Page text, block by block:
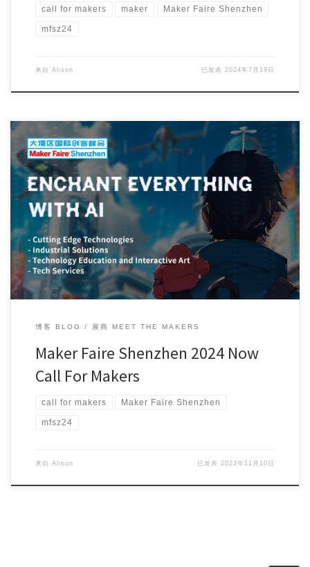
call for makers maker Maker Faire Shenzhen
mfsz24
来自 Alison 已发表2024年7月19日
AI technology is advancing rapidly, particularly i […]
博客 BLOG 展商 MEET THE MAKERS
Maker Faire Shenzhen 2024 Now
Call For Makers
call for makers Maker Faire Shenzhen
mfsz24
来自 Alison 已发表2023年11月10日